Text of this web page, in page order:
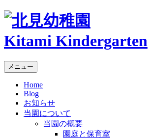
Kitami Kindergarten
メニュー
Home
Blog
お知らせ
当園について
当園の概要
園庭と保育室